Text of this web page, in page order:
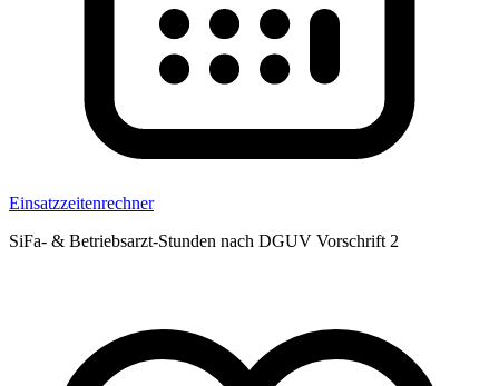
Einsatzzeitenrechner
SiFa- & Betriebsarzt-Stunden nach DGUV Vorschrift 2